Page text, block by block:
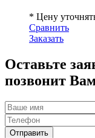
* Цену
Сравнить
Заказать
Оставьте
позвонит